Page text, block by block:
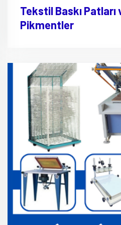
Tekstil Baskı Patları
Pikmentler